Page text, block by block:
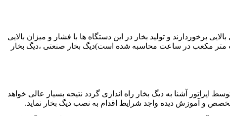
که از ظرفیت حرارتی بالایی برخوردارند و تولید بخار در این دستگاه ها با فشار و میزان بالایی
بخار ۱۵ تن ۷۸۵ متر مکعب می باشد. (این میزان برحسب متر مکعب در ساعت محاسبه شده است)دیگ بخار صنعتی ،دیگ بخار
اپراتور آشنا به دیگ بخار راه اندازی گردد نتیجه بسیار عالی خواهد
و آموزش دیده واجد شرایط اقدام به نصب دیگ بخار نماید.